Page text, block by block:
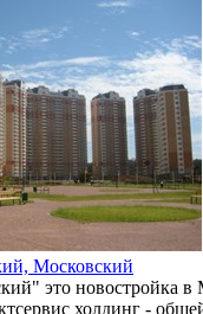
Московский
это новостройка в
холдинг -